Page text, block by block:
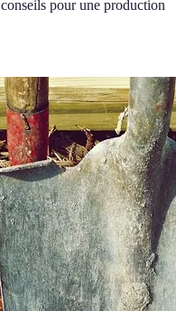
pour une production